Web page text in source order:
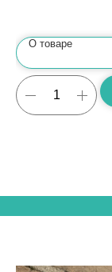
О товаре